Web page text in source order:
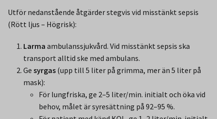
Utför nedanstående åtgärder stegvis vid misstänkt sepsis
(Rött ljus – Högrisk):
Larma ambulanssjukvård. Vid misstänkt sepsis ska
transport alltid ske med ambulans.
Ge syrgas (upp till 5 liter på grimma, mer än 5 liter på
mask):
För lungfriska, ge 2–5 liter/min. initialt och öka vid
behov, målet är syresättning på 92–95 %.